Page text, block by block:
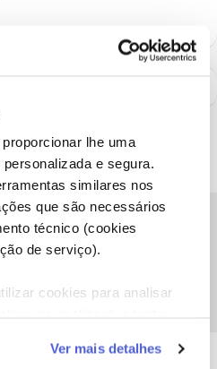
lhe uma
e segura.
similares nos
que são necessários
técnico (cookies
de serviço).
cookies para analisar
personalização e
Ver mais detalhes